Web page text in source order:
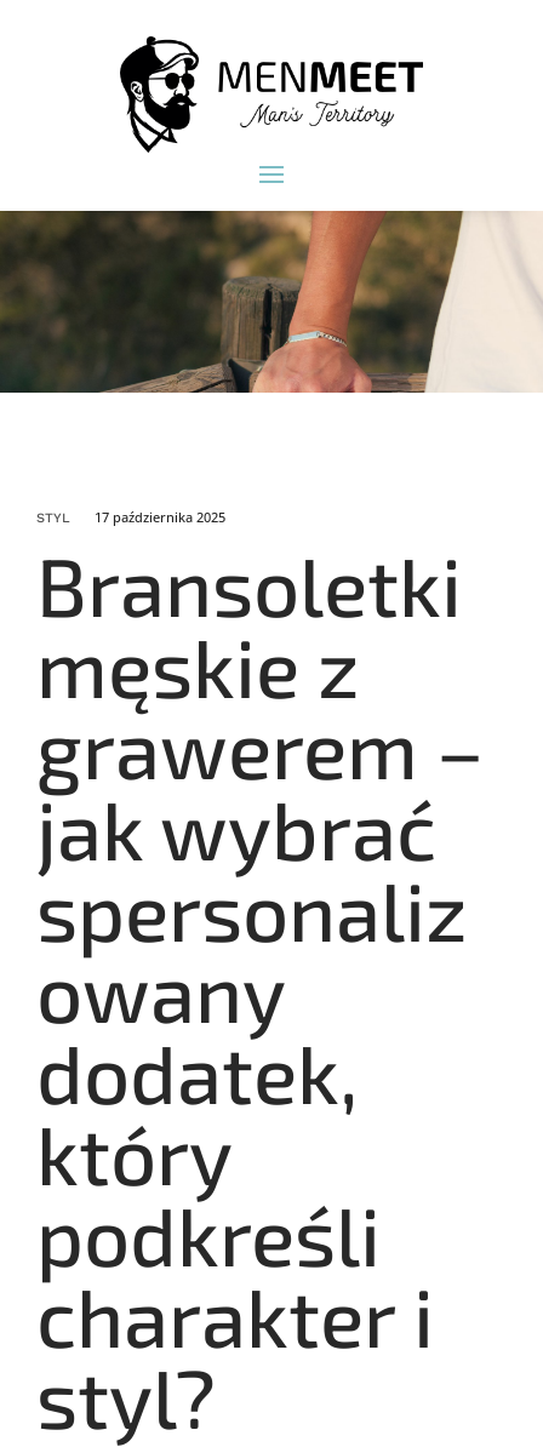
STYL 17 października 2025
Bransoletki
męskie z
grawerem –
jak wybrać
spersonaliz
owany
dodatek,
który
podkreśli
charakter i
styl?